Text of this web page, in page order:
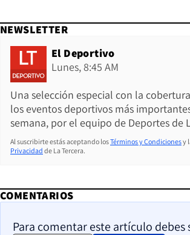
NEWSLETTER
El Deportivo
Lunes, 8:45 AM
Una selección especial con la
los eventos deportivos más
semana, por el equipo de Deportes de
Al suscribirte estás aceptando losTérminos y Condicionesy
Privacidad de La Tercera.
COMENTARIOS
Para comentar este artículo debes